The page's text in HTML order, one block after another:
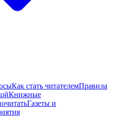
Как стать читателемПравила
Книжные
Газеты и